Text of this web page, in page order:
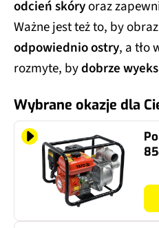
odcień skóryoraz
Ważne jest też to, by
odpowiednio ostry, a tło
rozmyte, bydobrze
Wybrane okazje dla